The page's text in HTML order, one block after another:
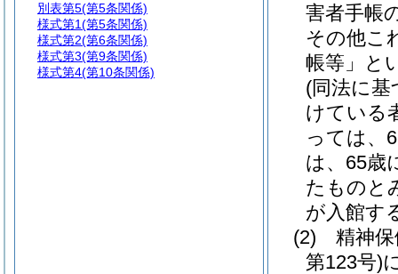
害者手帳
その他こ
帳等」と
(同法に
けている
っては、
は、65歳
たものと
が入館
(2)
精神
第123号)
別表第5(第5条関係)
様式第1(第5条関係)
様式第2(第6条関係)
様式第3(第9条関係)
様式第4(第10条関係)